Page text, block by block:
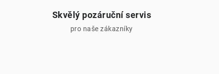
Skvělý pozáruční servis
pro naše zákazníky